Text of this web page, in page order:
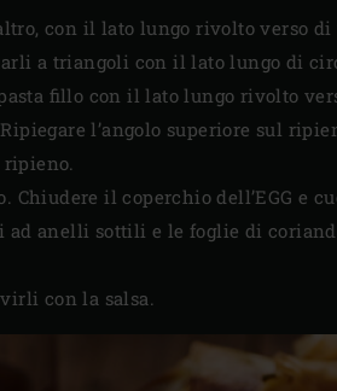
con il lato lungo rivolto verso
a triangoli con il lato lungo di
fillo con il lato lungo rivolto
l’angolo superiore sul
ripieno.
Chiudere il coperchio dell’EGG e
anelli sottili e le foglie di
con la salsa.